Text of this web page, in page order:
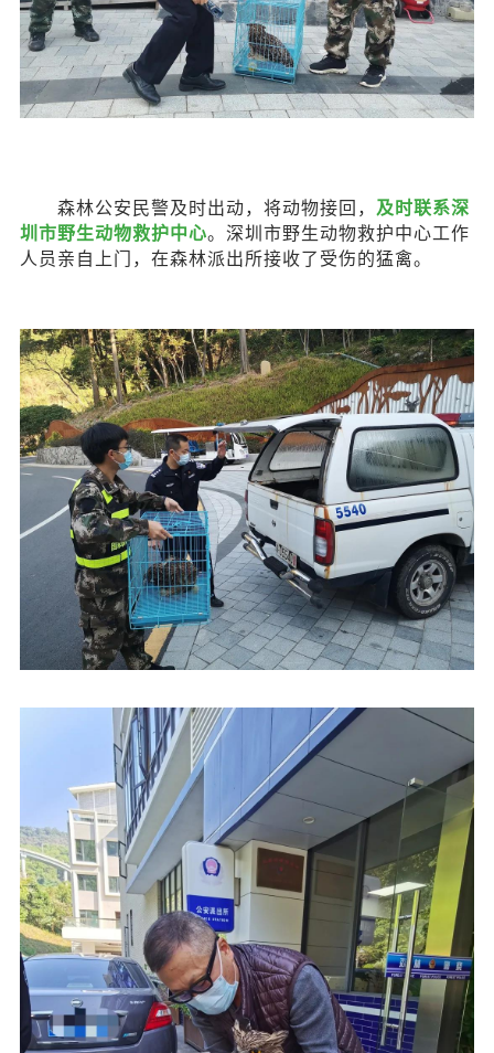
森林公安民警及时出动，将动物接回， 及时联系深
圳市野生动物救护中心。深圳市野生动物救护中心工作
人员亲自上门，在森林派出所接收了受伤的猛禽。